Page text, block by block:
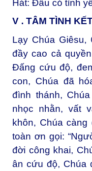
Hát: Đâu có tình
V . TÂM TÌNH
Lạy Chúa Giêsu,
đầy cao cả
Đấng cứu độ,
con, Chúa đã
đình thánh,
nhọc nhằn, vất
khôn, Chúa
toàn ơn gọi:
đời công khai,
ân cứu độ, Chúa